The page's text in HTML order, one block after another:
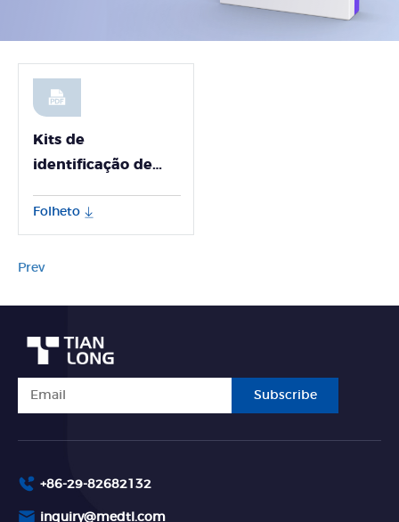
Kits de
identificação de
Folheto
Prev
Subscribe
+86-29-82682132
inquiry@medtl.com